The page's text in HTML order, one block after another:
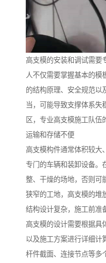
高支模的安装和调试需要
人不仅需要掌握基本的模
的结构原理、安全规范以
当，可能导致支撑体系失
区，专业高支模施工队伍
运输和存储不便
高支模构件通常体积较大
专门的车辆和装卸设备。
整、干燥的场地，否则可
狭窄的工地，高支模的堆
结构设计复杂，施工前准
高支模的设计需要根据具
以及施工方案进行详细计
杆件截面、连接节点等多